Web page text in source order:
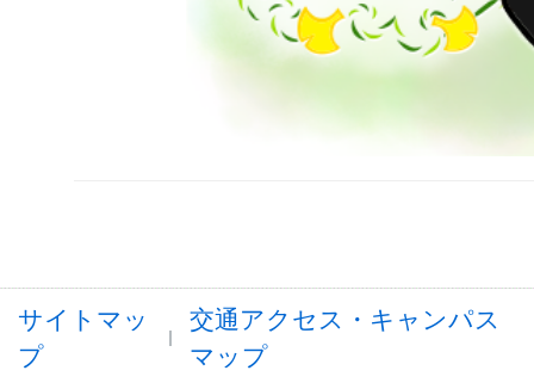
サイトマッ
プ
交通アクセス・キャンパス
マップ